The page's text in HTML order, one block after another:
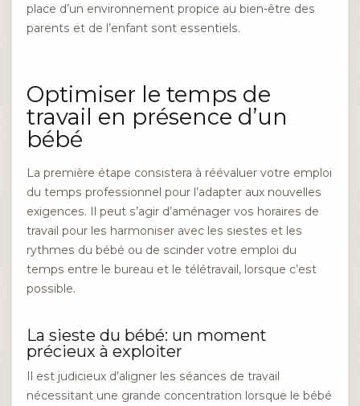
place d’un environnement propice au bien-être des
parents et de l’enfant sont essentiels.
Optimiser le temps de
travail en présence d’un
bébé
La première étape consistera à réévaluer votre emploi
du temps professionnel pour l’adapter aux nouvelles
exigences. Il peut s’agir d’aménager vos horaires de
travail pour les harmoniser avec les siestes et les
rythmes du bébé ou de scinder votre emploi du
temps entre le bureau et le télétravail, lorsque c’est
possible.
La sieste du bébé: un moment
précieux à exploiter
Il est judicieux d’aligner les séances de travail
nécessitant une grande concentration lorsque le bébé